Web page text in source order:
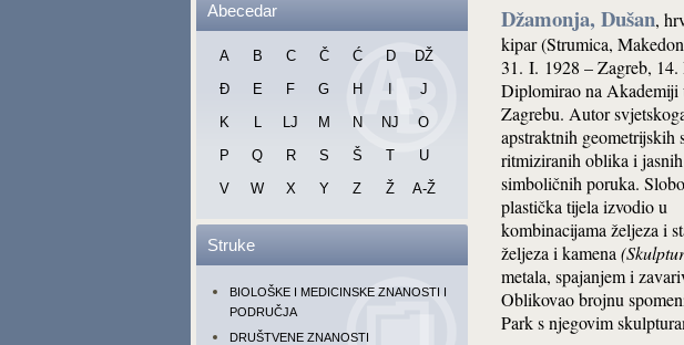
Abecedar
A B C Č Ć D
DŽ
Đ
E F G H
J
K
L LJ M N NJ
O
P
Q R S Š T
U
V
W X Y Z Ž A-Ž
Struke
BIOLOŠKE I MEDICINSKE ZNANOSTI I
PODRUČJA
DRUŠTVENE ZNANOSTI
Džamonja, Dušan,
kipar (Strumica,
31. I. 1928 – Zagreb, 14.
Diplomirao na Akademiji
Zagrebu. Autor
apstraktnih geometrijskih
ritmiziranih oblika i jasnih
simboličnih poruka.
plastička tijela izvodio u
kombinacijama željeza i
željeza i kamena
metala, spajanjem i
Oblikovao brojnu
Park s njegovim